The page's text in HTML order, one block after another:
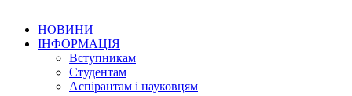
НОВИНИ
ІНФОРМАЦІЯ
Вступникам
Студентам
Аспірантам і науковцям